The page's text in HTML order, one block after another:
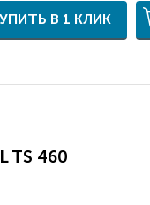
В 1 КЛИК
TS 460